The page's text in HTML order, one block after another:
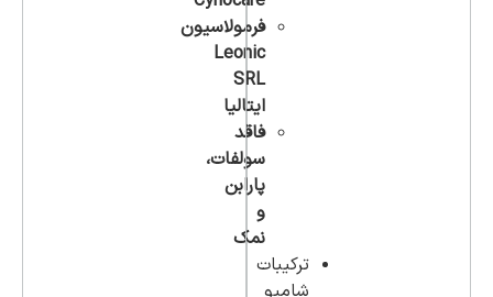
فرمولاسیون
Leonic
SRL
ایتالیا
فاقد
سولفات،
پارابن
و
نمک
ترکیبات